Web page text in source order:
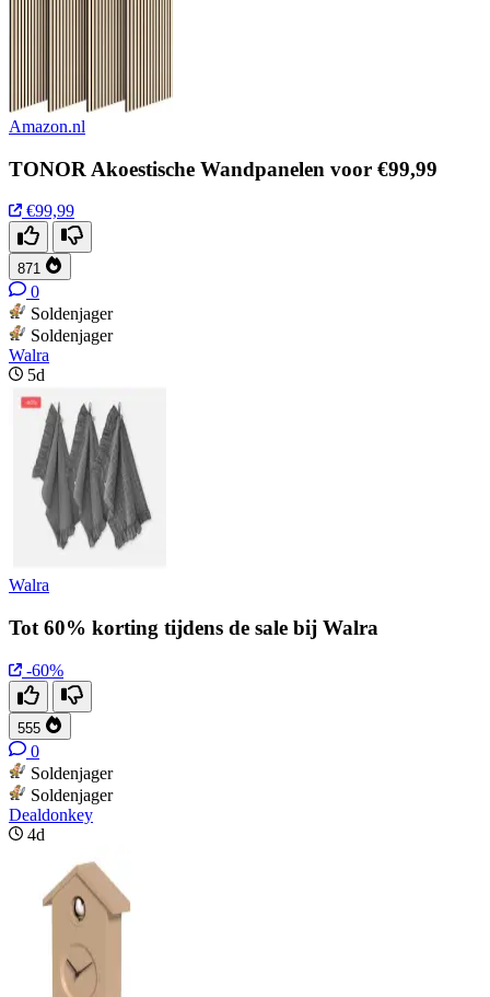
Amazon.nl
TONOR Akoestische Wandpanelen voor €99,99
€99,99
871
0
Soldenjager
Soldenjager
Walra
5d
Walra
Tot 60% korting tijdens de sale bij Walra
-60%
555
0
Soldenjager
Soldenjager
Dealdonkey
4d